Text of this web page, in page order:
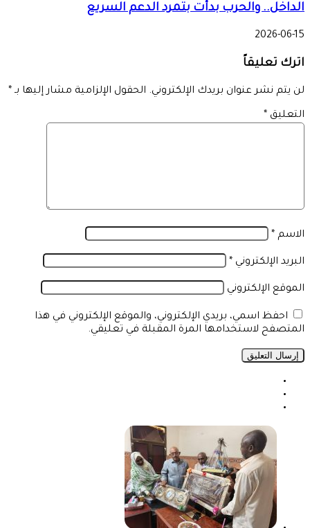
الداخل.. والحرب بدأت بتمرد الدعم السريع
2026-06-15
اترك تعليقاً
لن يتم نشر عنوان بريدك الإلكتروني. الحقول الإلزامية مشار إليها بـ *
التعليق *
الاسم *
البريد الإلكتروني *
الموقع الإلكتروني
احفظ اسمي، بريدي الإلكتروني، والموقع الإلكتروني في هذا
المتصفح لاستخدامها المرة المقبلة في تعليقي.